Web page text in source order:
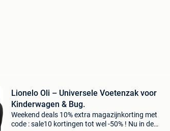
Lionelo Oli – Universele Voetenzak voor
Kinderwagen & Bug.
Weekend deals 10% extra magazijnkorting met
code : sale10 kortingen tot wel -50% ! Nu in de